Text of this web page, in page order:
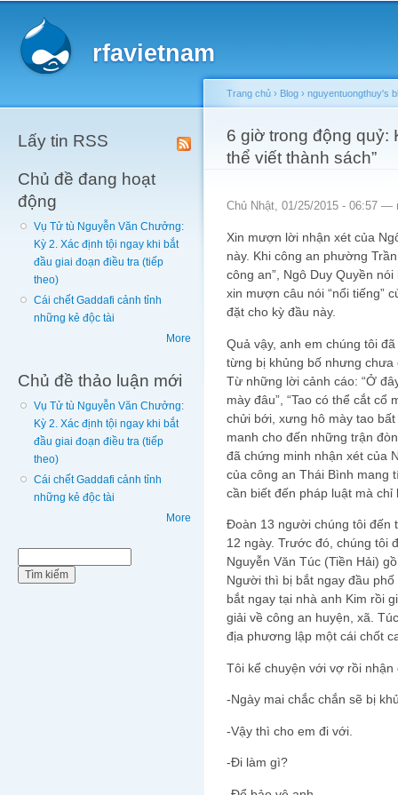
rfavietnam
Lấy tin RSS
Chủ đề đang hoạt
động
Vụ Tử tù Nguyễn Văn Chưởng:
Kỳ 2. Xác định tội ngay khi bắt
đầu giai đoạn điều tra (tiếp
theo)
Cái chết Gaddafi cảnh tỉnh
những kẻ độc tài
More
Chủ đề thảo luận mới
Vụ Tử tù Nguyễn Văn Chưởng:
Kỳ 2. Xác định tội ngay khi bắt
đầu giai đoạn điều tra (tiếp
theo)
Cái chết Gaddafi cảnh tỉnh
những kẻ độc tài
More
You are here
Trang chủ › Blog › nguyentuongthuy's
6 giờ trong động quỷ:
thể viết thành sách”
Chủ Nhật, 01/25/2015 - 06:57 —
Xin mượn lời nhận xét của
này. Khi công an phường
công an”, Ngô Duy Quyền
xin mượn câu nói “nổi tiếng”
đặt cho kỳ đầu này.
Quả vậy, anh em chúng tôi
từng bị khủng bố nhưng
Từ những lời cảnh cáo: “Ở
mày đâu”, “Tao có thể cắt cổ
chửi bới, xưng hô mày tao
manh cho đến những trận
đã chứng minh nhận xét của
của công an Thái Bình mang
cần biết đến pháp luật mà
Đoàn 13 người chúng tôi đến
12 ngày. Trước đó, chúng tôi
Nguyễn Văn Túc (Tiền Hải)
Người thì bị bắt ngay đầu
bắt ngay tại nhà anh Kim rồi
giải về công an huyện, xã.
địa phương lập một cái chốt
Tôi kể chuyện với vợ rồi
-Ngày mai chắc chắn sẽ bị
-Vậy thì cho em đi với.
-Đi làm gì?